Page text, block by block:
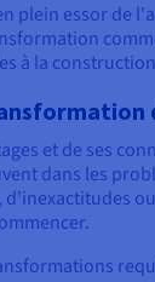
plein essor de
à la
et de ses
dans les